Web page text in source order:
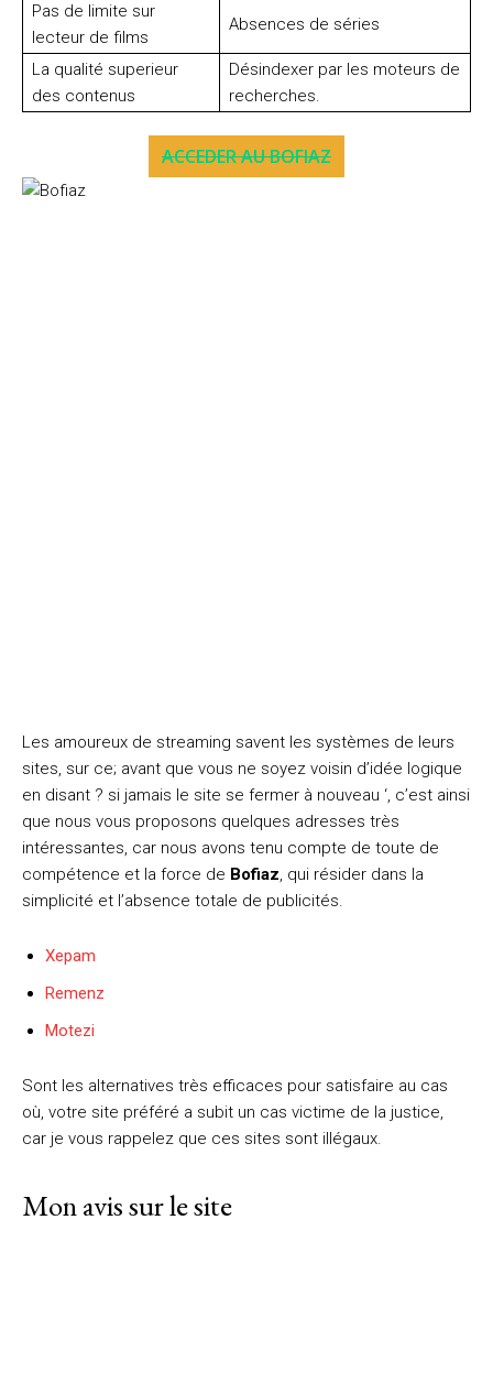
Pas de limite sur
lecteur de films
Absences de séries
La qualité superieur
des contenus
Désindexer par les moteurs de
recherches.
ACCEDER AU BOFIAZ
Les amoureux de streaming savent les systèmes de leurs
sites, sur ce; avant que vous ne soyez voisin d’idée logique
en disant ? si jamais le site se fermer à nouveau ‘, c’est ainsi
que nous vous proposons quelques adresses très
intéressantes, car nous avons tenu compte de toute de
compétence et la force de Bofiaz, qui résider dans la
simplicité et l’absence totale de publicités.
Xepam
Remenz
Motezi
Sont les alternatives très efficaces pour satisfaire au cas
où, votre site préféré a subit un cas victime de la justice,
car je vous rappelez que ces sites sont illégaux.
Mon avis sur le site